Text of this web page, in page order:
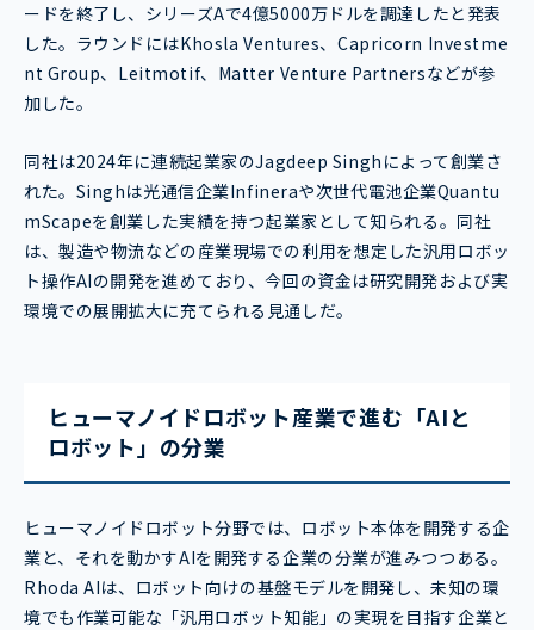
ードを終了し、シリーズAで4億5000万ドルを調達したと発表
した。ラウンドにはKhosla Ventures、Capricorn Investme
nt Group、Leitmotif、Matter Venture Partnersなどが参
加した。
同社は2024年に連続起業家のJagdeep Singhによって創業さ
れた。Singhは光通信企業Infineraや次世代電池企業Quantu
mScapeを創業した実績を持つ起業家として知られる。同社
は、製造や物流などの産業現場での利用を想定した汎用ロボッ
ト操作AIの開発を進めており、今回の資金は研究開発および実
環境での展開拡大に充てられる見通しだ。
ヒューマノイドロボット産業で進む「AIと
ロボット」の分業
ヒューマノイドロボット分野では、ロボット本体を開発する企
業と、それを動かすAIを開発する企業の分業が進みつつある。
Rhoda AIは、ロボット向けの基盤モデルを開発し、未知の環
境でも作業可能な「汎用ロボット知能」の実現を目指す企業と